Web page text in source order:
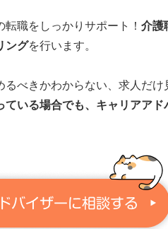
職をしっかりサポート！ 介護
ングを行います。
るべきかわからない、求人だけ
ている場合でも、キャリアアド